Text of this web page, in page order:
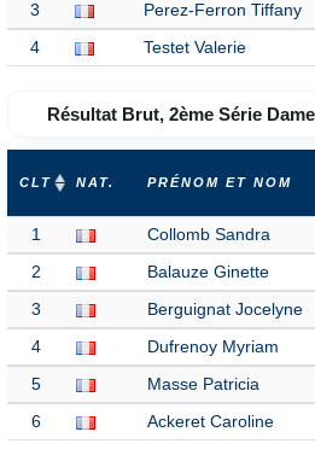
3 Perez-Ferron Tiffany
4 Testet Valerie
Résultat Brut, 2ème Série
CLT NAT. PRÉNOM ET NOM
1 Collomb Sandra
2 Balauze Ginette
3 Berguignat Jocelyne
4 Dufrenoy Myriam
5 Masse Patricia
6 Ackeret Caroline